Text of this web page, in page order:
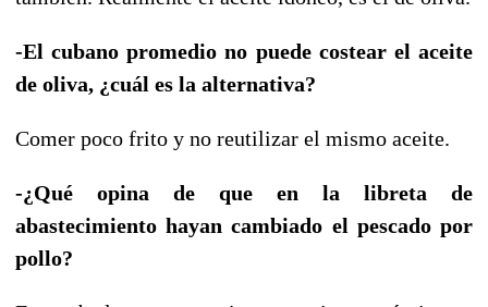
-El cubano promedio no puede costear el aceite
de oliva, ¿cuál es la alternativa?
Comer poco frito y no reutilizar el mismo aceite.
-¿Qué opina de que en la libreta de
abastecimiento hayan cambiado el pescado por
pollo?